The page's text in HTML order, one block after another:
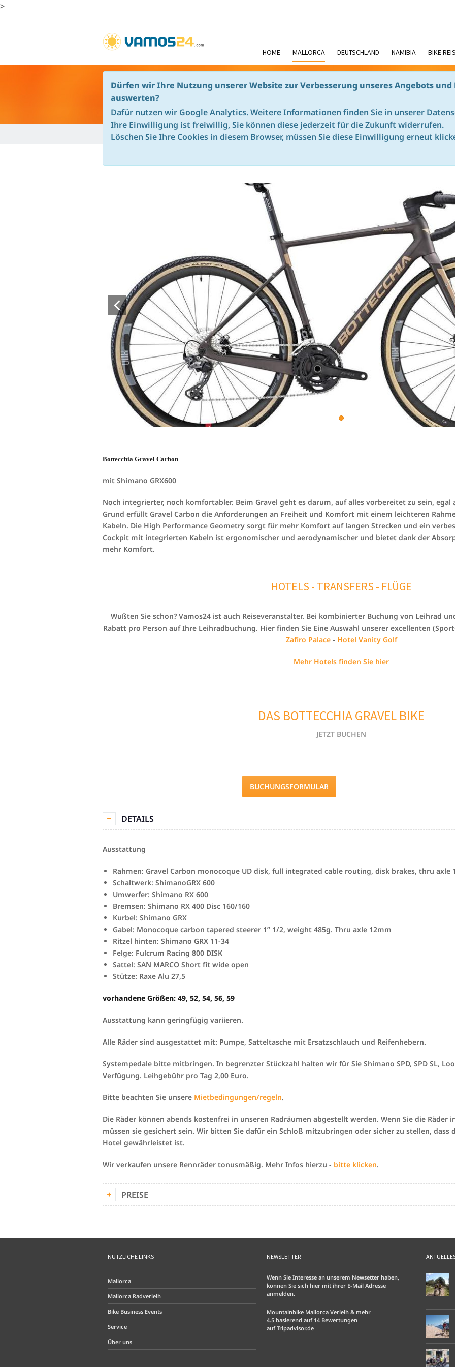
>
HOME MALLORCA DEUTSCHLAND NAMIBIA BIKE
LEIHRAD DETAILANSICHT
Vamos24 - de Mallorca Mallorca Radverleih Leihräder Übersicht Bottecchia Gravel Carbon SH GRX600
Bottecchia Gravel Carbon
mit Shimano GRX600
Noch integrierter, noch komfortabler. Beim Gravel geht es darum, auf alles vorbereitet zu sein, egal
Grund erfüllt Gravel Carbon die Anforderungen an Freiheit und Komfort mit einem leichteren
Kabeln. Die High Performance Geometry sorgt für mehr Komfort auf langen Strecken und ein
Cockpit mit integrierten Kabeln ist ergonomischer und aerodynamischer und bietet dank der
mehr Komfort.
HOTELS - TRANSFERS - FLÜGE
Wußten Sie schon? Vamos24 ist auch Reiseveranstalter. Bei kombinierter Buchung von Leihrad
Rabatt pro Person auf Ihre Leihradbuchung. Hier finden Sie Eine Auswahl unserer excellenten
Zafiro Palace- Hotel Vanity Golf
Mehr Hotels finden Sie hier
DAS BOTTECCHIA GRAVEL BIKE
JETZT BUCHEN
BUCHUNGSFORMULAR
DETAILS
Ausstattung
Rahmen: Gravel Carbon monocoque UD disk, full integrated cable routing, disk brakes, thru axle
Schaltwerk: ShimanoGRX 600
Umwerfer: Shimano RX 600
Bremsen: Shimano RX 400 Disc 160/160
Kurbel: Shimano GRX
Gabel: Monocoque carbon tapered steerer 1” 1/2, weight 485g. Thru axle 12mm
Ritzel hinten: Shimano GRX 11-34
Felge: Fulcrum Racing 800 DISK
Sattel: SAN MARCO Short fit wide open
Stütze: Raxe Alu 27,5
vorhandene Größen: 49, 52, 54, 56, 59
Ausstattung kann geringfügig variieren.
Alle Räder sind ausgestattet mit: Pumpe, Satteltasche mit Ersatzschlauch und Reifenhebern.
Systempedale bitte mitbringen. In begrenzter Stückzahl halten wir für Sie Shimano SPD, SPD SL,
Verfügung. Leihgebühr pro Tag 2,00 Euro.
Bitte beachten Sie unsere Mietbedingungen/regeln.
Die Räder können abends kostenfrei in unseren Radräumen abgestellt werden. Wenn Sie die Räder
müssen sie gesichert sein. Wir bitten Sie dafür ein Schloß mitzubringen oder sicher zu stellen, dass
Hotel gewährleistet ist.
Wir verkaufen unsere Rennräder tonusmäßig. Mehr Infos hierzu - bitte klicken.
PREISE
NÜTZLICHE LINKS
Mallorca
Mallorca Radverleih
Bike Business Events
Service
Über uns
NEWSLETTER
Wenn Sie Interesse an unserem Newsetter haben,
können Sie sich hier mit ihrer E-Mail Adresse
anmelden.
Mountainbike Mallorca Verleih & mehr
4.5 basierend auf 14 Bewertungen
aufTripadvisor.de
Dürfen wir Ihre Nutzung unserer Website zur Verbesserung unseres Angebots
auswerten?
Dafür nutzen wir Google Analytics. Weitere Informationen finden Sie in unserer
Ihre Einwilligung ist freiwillig, Sie können diese jederzeit für die Zukunft widerrufen.
Löschen Sie Ihre Cookies in diesem Browser, müssen Sie diese Einwilligung erneut